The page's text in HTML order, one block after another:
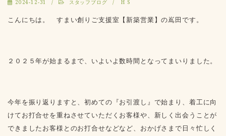
2024-12-31 スタッフブログ H S
こんにちは。 すまい創りご支援室【新築営業】の嶌田です。
２０２５年が始まるまで、いよいよ数時間となってまいりました。
今年を振り返りますと、初めての『お引渡し』で始まり、着工に向
けてお打合せを重ねさせていただくお客様や、新しく出会うことが
できましたお客様とのお打合せなどなど、おかげさまで日々忙しく